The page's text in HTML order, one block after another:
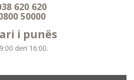
620 620
50000
i punës
deri 16:00.